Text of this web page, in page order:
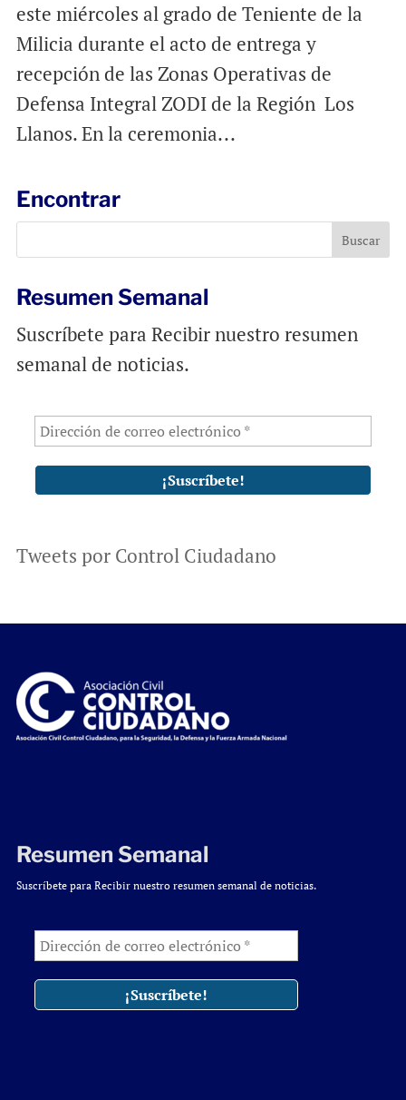
este miércoles al grado de Teniente de la
Milicia durante el acto de entrega y
recepción de las Zonas Operativas de
Defensa Integral ZODI de la Región Los
Llanos. En la ceremonia...
Encontrar
Resumen Semanal
Suscríbete para Recibir nuestro resumen
semanal de noticias.
Tweets por Control Ciudadano
Resumen Semanal
Suscríbete para Recibir nuestro resumen semanal de noticias.